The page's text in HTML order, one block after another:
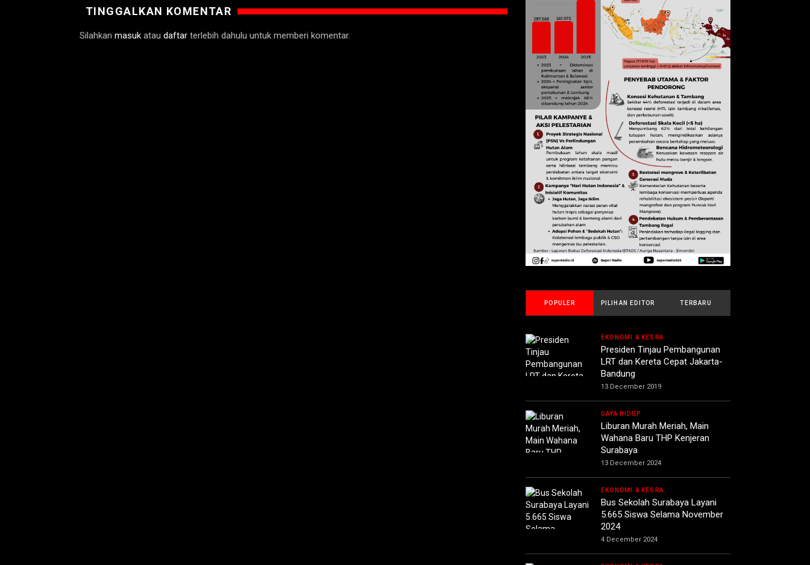
TINGGALKAN KOMENTAR
Silahkan masuk atau daftar terlebih dahulu untuk memberi komentar.
POPULER PILIHAN EDITOR TERBARU
EKONOMI & KESRA
Presiden Tinjau Pembangunan
LRT dan Kereta Cepat Jakarta-
Bandung
13 December 2019
GAYA HIDUP
Liburan Murah Meriah, Main
Wahana Baru THP Kenjeran
Surabaya
13 December 2024
EKONOMI & KESRA
Bus Sekolah Surabaya Layani
5.665 Siswa Selama November
2024
4 December 2024